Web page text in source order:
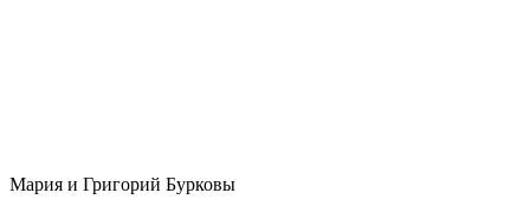
Мария и Григорий Бурковы